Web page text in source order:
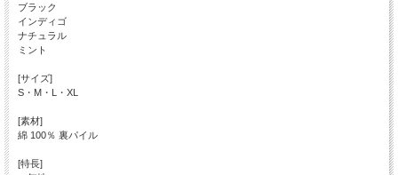
ブラック
インディゴ
ナチュラル
ミント
[サイズ]
S・M・L・XL
[素材]
綿 100％ 裏パイル
[特長]